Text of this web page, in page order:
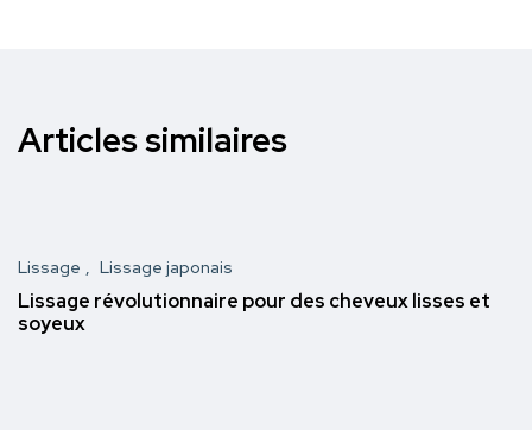
Articles similaires
Lissage Lissage japonais
Lissage révolutionnaire pour des cheveux lisses et
soyeux